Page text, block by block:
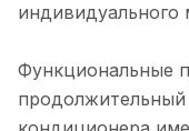
Функциональные